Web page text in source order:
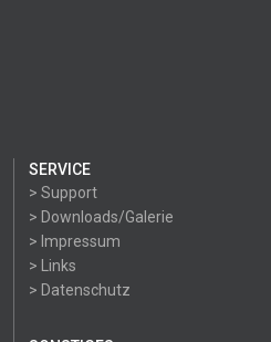
SERVICE
> Support
> Downloads/Galerie
> Impressum
> Links
> Datenschutz